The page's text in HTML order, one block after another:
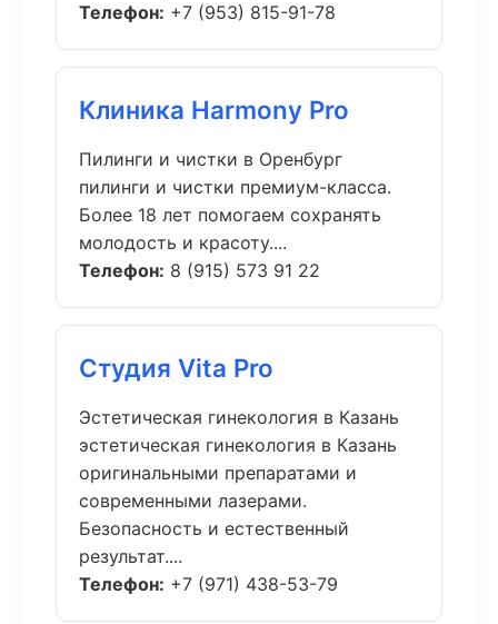
Телефон: +7 (953) 815-91-78
Клиника Harmony Pro
Пилинги и чистки в Оренбург
пилинги и чистки премиум-класса.
Более 18 лет помогаем сохранять
молодость и красоту....
Телефон: 8 (915) 573 91 22
Студия Vita Pro
Эстетическая гинекология в Казань
эстетическая гинекология в Казань
оригинальными препаратами и
современными лазерами.
Безопасность и естественный
результат....
Телефон: +7 (971) 438-53-79